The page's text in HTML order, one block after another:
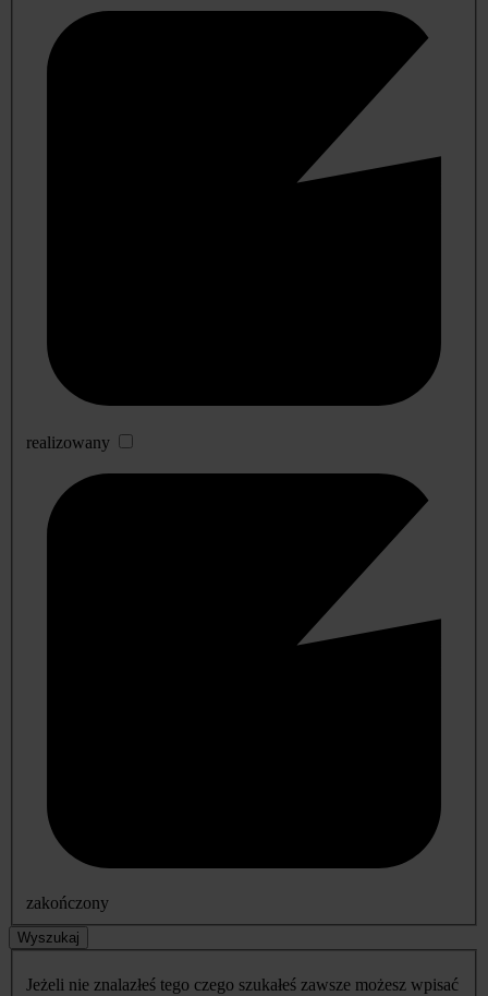
realizowany
zakończony
Wyszukaj
Jeżeli nie znalazłeś tego czego szukałeś zawsze możesz wpisać